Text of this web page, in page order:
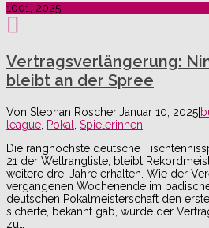
1001, 2025
Vertragsverlängerung:
bleibt an der Spree
Von Stephan RoscherJanuar 10, 2025
league, Pokal, Spielerinnen
Die ranghöchste deutsche
21 der Weltrangliste, bleibt
weitere drei Jahre erhalten. Wie der
vergangenen Wochenende im
deutschen Pokalmeisterschaft den
sicherte, bekannt gab, wurde der
zu…